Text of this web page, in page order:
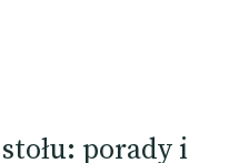
porady i